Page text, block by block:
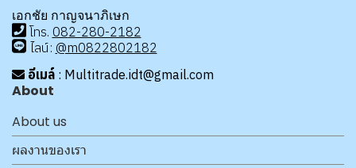
เอกชัย กาญจนาภิเษก
โทร. 082-280-2182
ไลน์: @m0822802182
อีเมล์ : Multitrade.idt@gmail.com
About
About us
ผลงานของเรา